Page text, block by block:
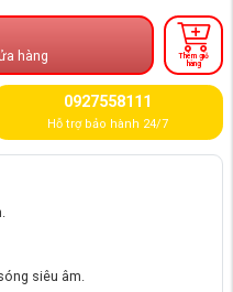
hàng
Thêm giỏ
hàng
0927558111
Hỗ trợ bảo hành 24/7
siêu âm.